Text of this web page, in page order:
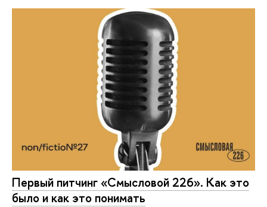
Первый питчинг «Смысловой 226». Как это
было и как это понимать